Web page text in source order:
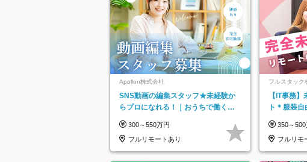
Apollon株式会社
SNS動画の編集スタッフ★未経験か
らプロになれる！｜おうちで働くフ
300～550万円
フルリモートあり
フルスタック
【IT事務
ト＊服装
350～500
フルリモ